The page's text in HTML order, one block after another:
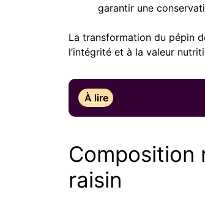
garantir une
La transformation du pépin
l’intégrité et à la valeur
À lire
Composition
raisin